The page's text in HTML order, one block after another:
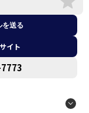
を送る
イト